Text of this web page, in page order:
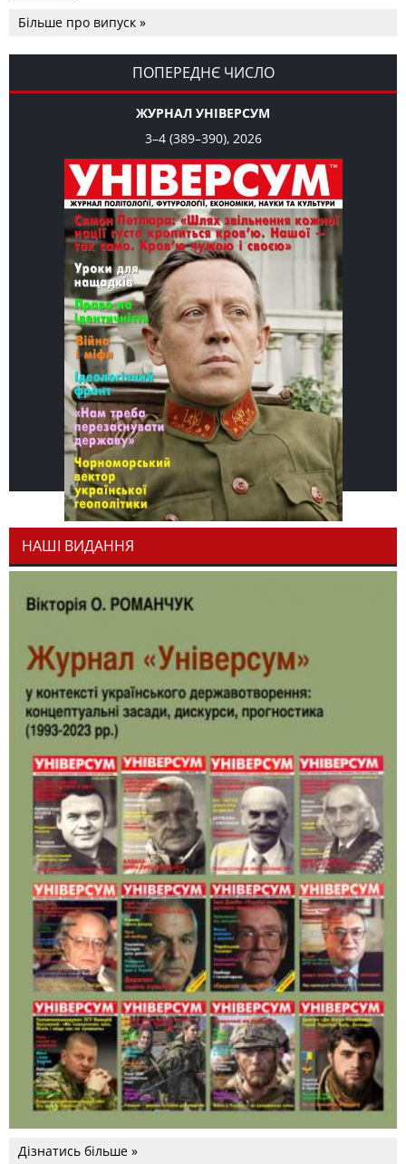
Романчука
СЛОВО РЕДАКЦІЙНЕ Олег К. Романчук Журавель і синиця
як уособлення української політстратегії й тактики
Більше про випуск »
ПОПЕРЕДНЄ ЧИСЛО
ЖУРНАЛ УНІВЕРСУМ
3–4 (389–390), 2026
НАШІ ВИДАННЯ
Дізнатись більше »